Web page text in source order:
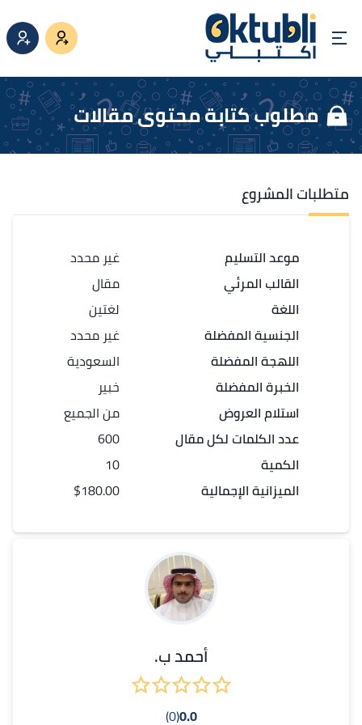
مطلوب كتابة محتوى مقالات
متطلبات المشروع
موعد التسليم
القالب المرئي
اللغة
الجنسية المفضلة
اللهجة المفضلة
الخبرة المفضلة
استلام العروض
عدد الكلمات لكلمقال
الكمية
الميزانية الإجمالية
غير محدد
مقال
لغتين
غير محدد
السعودية
خبير
من الجميع
600
10
$180.00
أحمد ب.
0.0
(0)